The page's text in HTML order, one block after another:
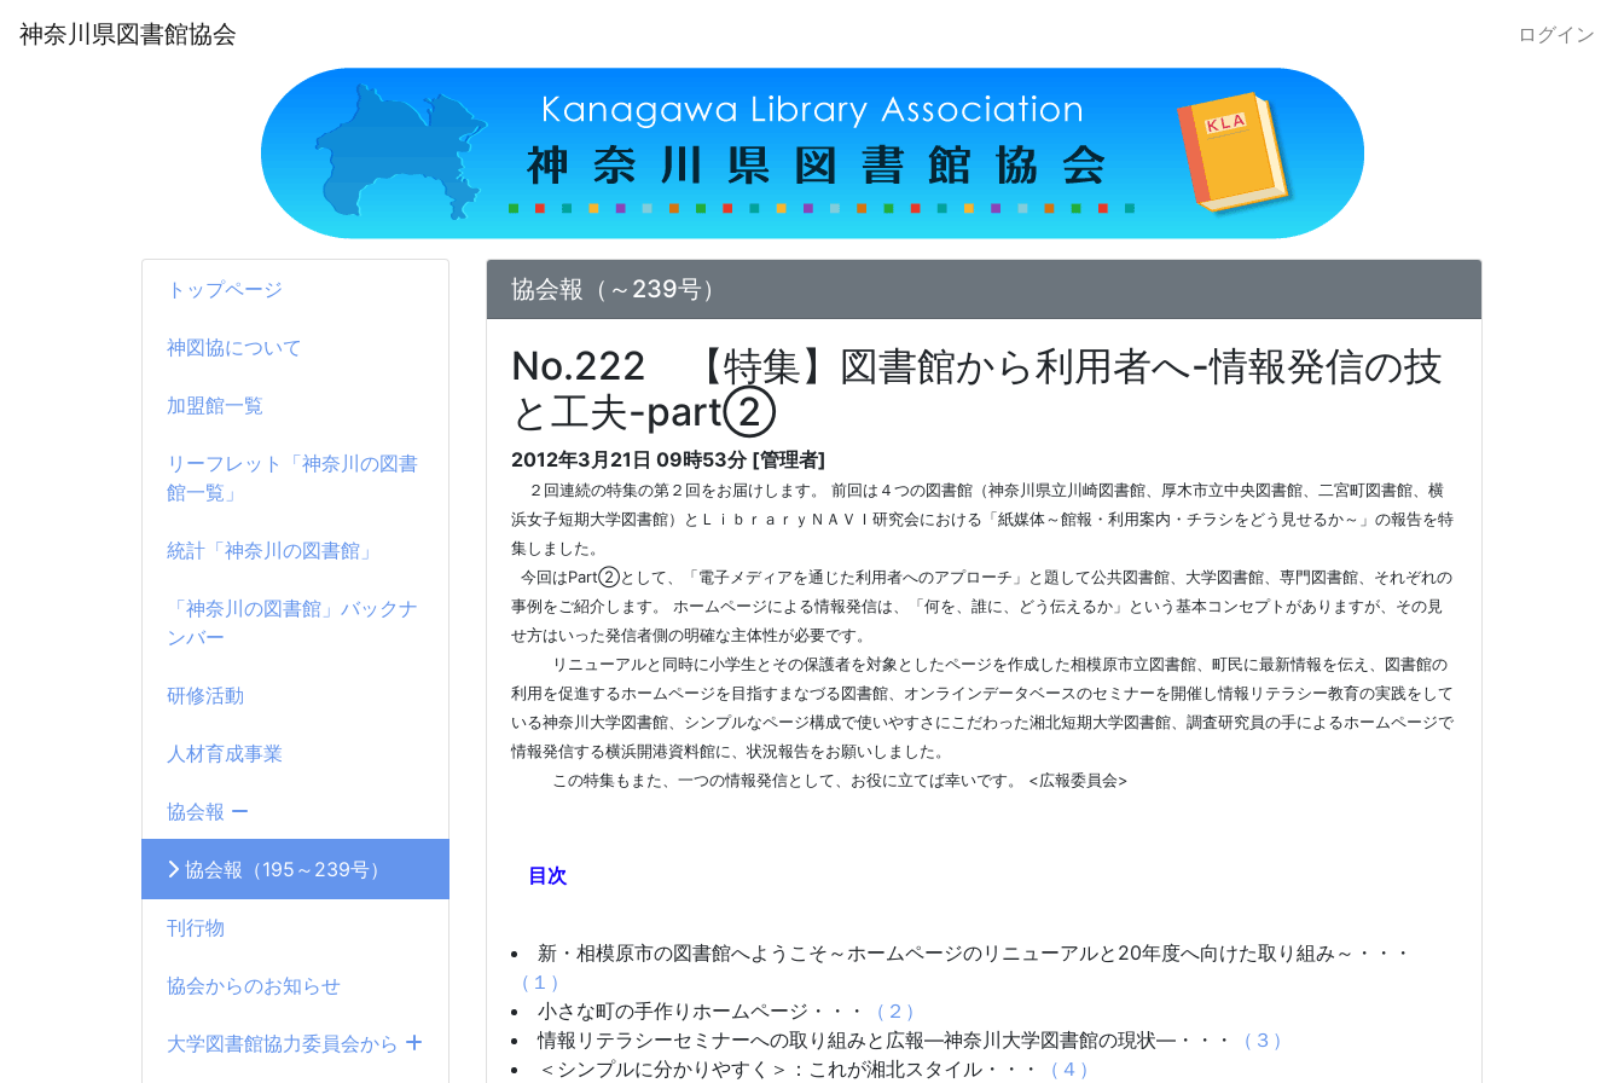
神奈川県図書館協会 ログイン
トップページ
神図協について
加盟館一覧
リーフレット「神奈川の図書
館一覧」
統計「神奈川の図書館」
「神奈川の図書館」バックナ
ンバー
研修活動
人材育成事業
協会報
協会報（195～239号）
刊行物
協会からのお知らせ
大学図書館協力委員会から
協会報（～239号）
No.222 【特集】図書館から利用者へ-情報発信の技
と工夫-part②
2012年3月21日 09時53分 [管理者]
２回連続の特集の第２回をお届けします。 前回は４つの図書館（神奈川県立川崎図書館、厚木市立中央図書館、二宮町図書館、横
浜女子短期大学図書館）とＬｉｂｒａｒｙＮＡＶＩ研究会における「紙媒体～館報・利用案内・チラシをどう見せるか～」の報告を特
集しました。
今回はPart②として、「電子メディアを通じた利用者へのアプローチ」と題して公共図書館、大学図書館、専門図書館、それぞれの
事例をご紹介します。 ホームページによる情報発信は、「何を、誰に、どう伝えるか」という基本コンセプトがありますが、その見
せ方はいった発信者側の明確な主体性が必要です。
リニューアルと同時に小学生とその保護者を対象としたページを作成した相模原市立図書館、町民に最新情報を伝え、図書館の
利用を促進するホームページを目指すまなづる図書館、オンラインデータベースのセミナーを開催し情報リテラシー教育の実践をして
いる神奈川大学図書館、シンプルなページ構成で使いやすさにこだわった湘北短期大学図書館、調査研究員の手によるホームページで
情報発信する横浜開港資料館に、状況報告をお願いしました。
この特集もまた、一つの情報発信として、お役に立てば幸いです。 <広報委員会>
目次
新・相模原市の図書館へようこそ～ホームページのリニューアルと20年度へ向けた取り組み～・・・
（１）
小さな町の手作りホームページ・・・
（２）
情報リテラシーセミナーへの取り組みと広報―神奈川大学図書館の現状―・・・
（３）
＜シンプルに分かりやすく＞：これが湘北スタイル・・・
（４）